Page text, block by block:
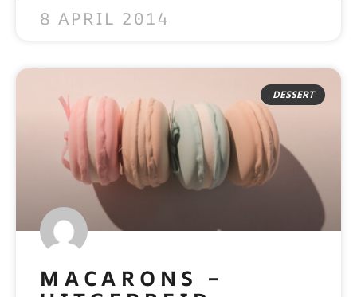
8 APRIL 2014
DESSERT
MACARONS –